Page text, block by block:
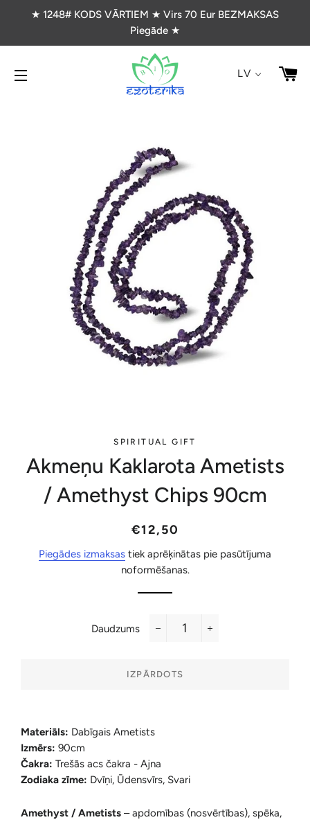
★ 1248# KODS VĀRTIEM ★ Virs 70 Eur BEZMAKSAS
Piegāde ★
VIETNES NAVIGĀCIJA
LV
SPIRITUAL GIFT
Akmeņu Kaklarota Ametists
/ Amethyst Chips 90cm
Parastā
Akcijas
€12,50
Piegādes izmaksas tiek aprēķinātas pie pasūtījuma
noformēšanas.
Daudzums
IZPĀRDOTS
Materiāls: Dabīgais Ametists
Izmērs: 90cm
Čakra: Trešās acs čakra - Ajna
Zodiaka zīme: Dvīņi, Ūdensvīrs, Svari
Amethyst / Ametists – apdomības (nosvērtības), spēka,